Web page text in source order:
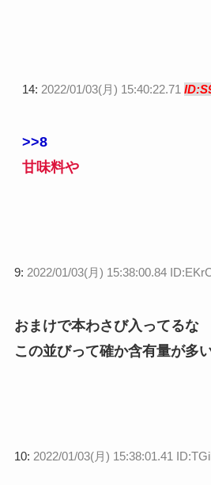
14: 2022/01/03(月) 15:40:22.71
>>8
甘味料や
9: 2022/01/03(月) 15:38:00.84
おまけで本わさび入ってるな
この並びって確か含有量が多
10: 2022/01/03(月) 15:38:01.41